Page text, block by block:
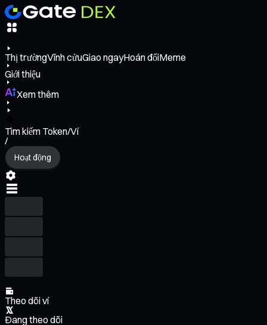
Thị trườngVĩnh cửuGiao ngayHoán đổiMeme
Giới thiệu
Xem thêm
Tìm kiếm Token/Ví
/
Hoạt động
Theo dõi ví
Đang theo dõi